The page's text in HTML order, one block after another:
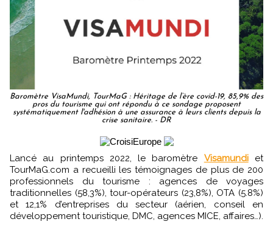
Baromètre VisaMundi, TourMaG : Héritage de l’ère covid-19, 85,9% des
pros du tourisme qui ont répondu à ce sondage proposent
systématiquement l'adhésion à une assurance à leurs clients depuis la
crise sanitaire. - DR
Lancé au printemps 2022, le baromètre Visamundiet
TourMaG.com a recueilli les témoignages de plus de 200
professionnels du tourisme : agences de voyages
traditionnelles (58,3%), tour-opérateurs (23,8%), OTA (5.8%)
et 12,1% d’entreprises du secteur (aérien, conseil en
développement touristique, DMC, agences MICE, affaires…).